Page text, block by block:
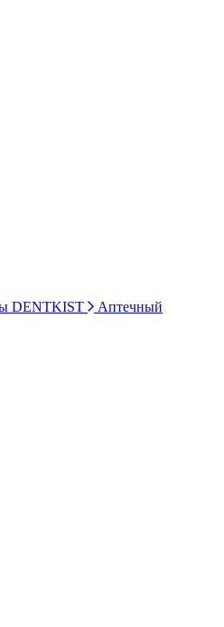
DENTKIST
Аптечный